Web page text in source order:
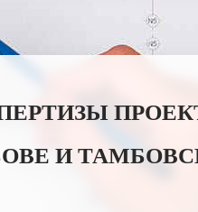
И